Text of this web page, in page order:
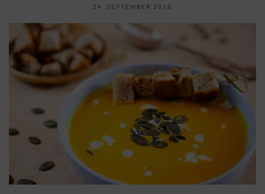
24. SEPTEMBER 2018